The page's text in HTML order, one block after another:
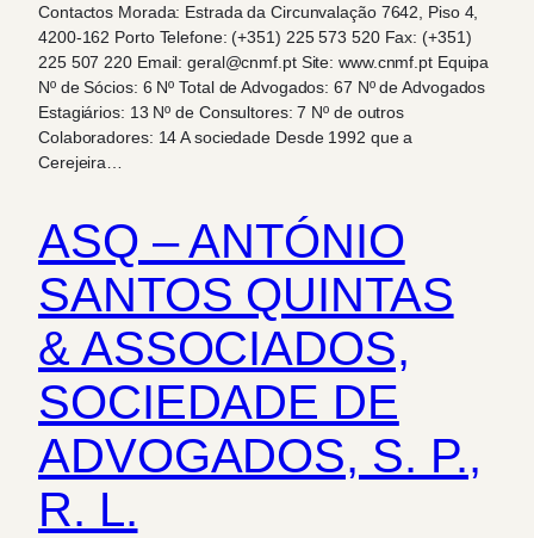
Contactos Morada: Estrada da Circunvalação 7642, Piso 4,
4200-162 Porto Telefone: (+351) 225 573 520 Fax: (+351)
225 507 220 Email: geral@cnmf.pt Site: www.cnmf.pt Equipa
Nº de Sócios: 6 Nº Total de Advogados: 67 Nº de Advogados
Estagiários: 13 Nº de Consultores: 7 Nº de outros
Colaboradores: 14 A sociedade Desde 1992 que a
Cerejeira…
ASQ – ANTÓNIO
SANTOS QUINTAS
& ASSOCIADOS,
SOCIEDADE DE
ADVOGADOS, S. P.,
R. L.